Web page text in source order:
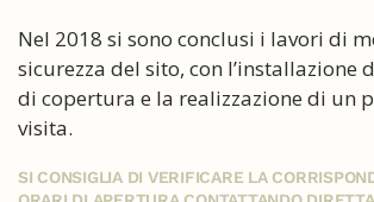
Nel 2018 si sono conclusi i lavori di
sicurezza del sito, con l’installazione
di copertura e la realizzazione di un
visita.
SI CONSIGLIA DI VERIFICARE LA